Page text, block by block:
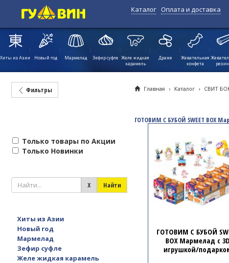
Оплата и доставка
Каталог
Хиты из Азии Новый год Мармелад Зефир суфле Желе жидкая
карамель
Драже
Жевательная
конфета
Фильтры
Только товары по Акции
Только Новинки
Хиты из Азии
Новый год
Мармелад
Зефир суфле
Желе жидкая карамель
Главная › Каталог › СВИТ
ГОТОВИМ С БУБОЙ SWEET BOX
ГОТОВИМ С БУБОЙ
BOX Мармелад с 3D
игрушкой/